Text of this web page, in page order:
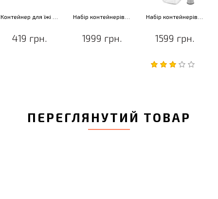
419 грн. 1999 грн. 1599 грн.
ПЕРЕГЛЯНУТИЙ ТОВАР